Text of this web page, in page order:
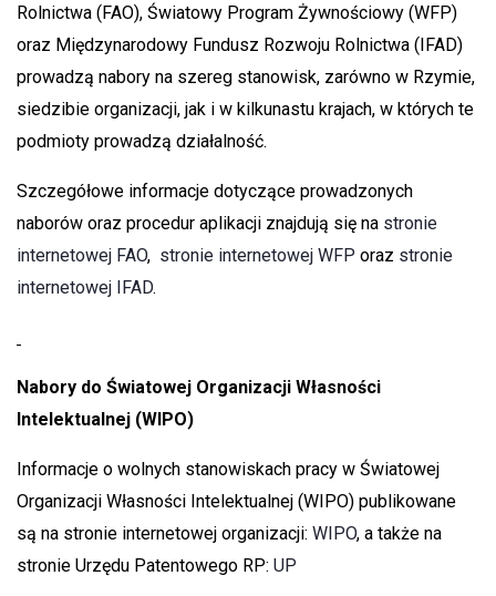
Rolnictwa (FAO), Światowy Program Żywnościowy (WFP)
oraz Międzynarodowy Fundusz Rozwoju Rolnictwa (IFAD)
prowadzą nabory na szereg stanowisk, zarówno w Rzymie,
siedzibie organizacji, jak i w kilkunastu krajach, w których te
podmioty prowadzą działalność.
Szczegółowe informacje dotyczące prowadzonych
naborów oraz procedur aplikacji znajdują się na stronie
internetowej FAO, stronie internetowej WFP oraz stronie
internetowej IFAD.
Nabory do Światowej Organizacji Własności
Intelektualnej (WIPO)
Informacje o wolnych stanowiskach pracy w Światowej
Organizacji Własności Intelektualnej (WIPO) publikowane
są na stronie internetowej organizacji: WIPO, a także na
stronie Urzędu Patentowego RP: UP